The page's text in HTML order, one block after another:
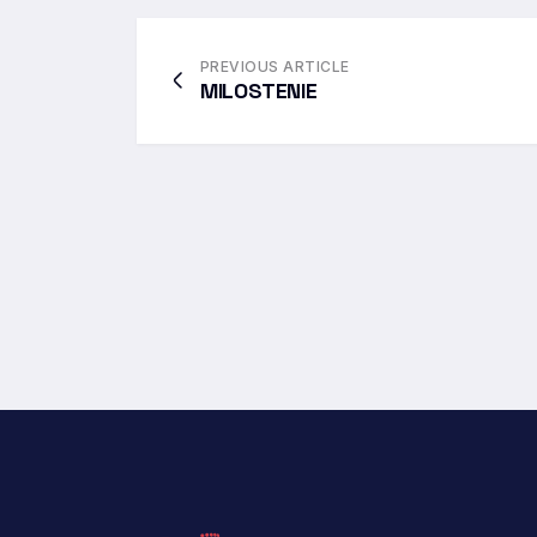
PREVIOUS ARTICLE
MILOSTENIE